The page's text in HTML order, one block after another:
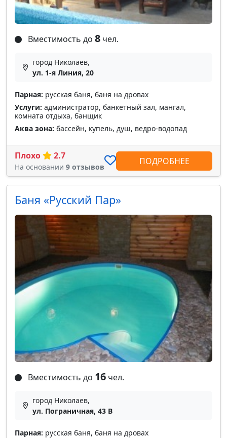
Вместимость до 8 чел.
город Николаев,
ул. 1-я Линия, 20
Парная: русская баня, баня на дровах
Услуги: администратор, банкетный зал, мангал,
комната отдыха, банщик
Аква зона: бассейн, купель, душ, ведро-водопад
Плохо 2.7
На основании 9 отзывов
ПОДРОБНЕЕ
Баня «Русский Пар»
Вместимость до 16 чел.
город Николаев,
ул. Пограничная, 43 В
Парная: русская баня, баня на дровах